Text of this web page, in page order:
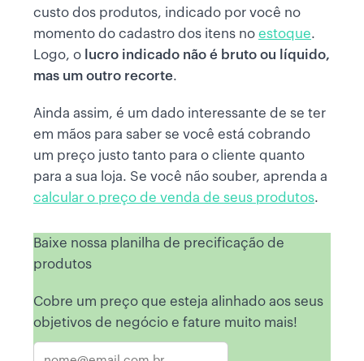
custo dos produtos, indicado por você no
momento do cadastro dos itens no estoque.
Logo, o lucro indicado não é bruto ou líquido,
mas um outro recorte.
Ainda assim, é um dado interessante de se ter
em mãos para saber se você está cobrando
um preço justo tanto para o cliente quanto
para a sua loja. Se você não souber, aprenda a
calcular o preço de venda de seus produtos.
Baixe nossa planilha de precificação de
produtos
Cobre um preço que esteja alinhado aos seus
objetivos de negócio e fature muito mais!